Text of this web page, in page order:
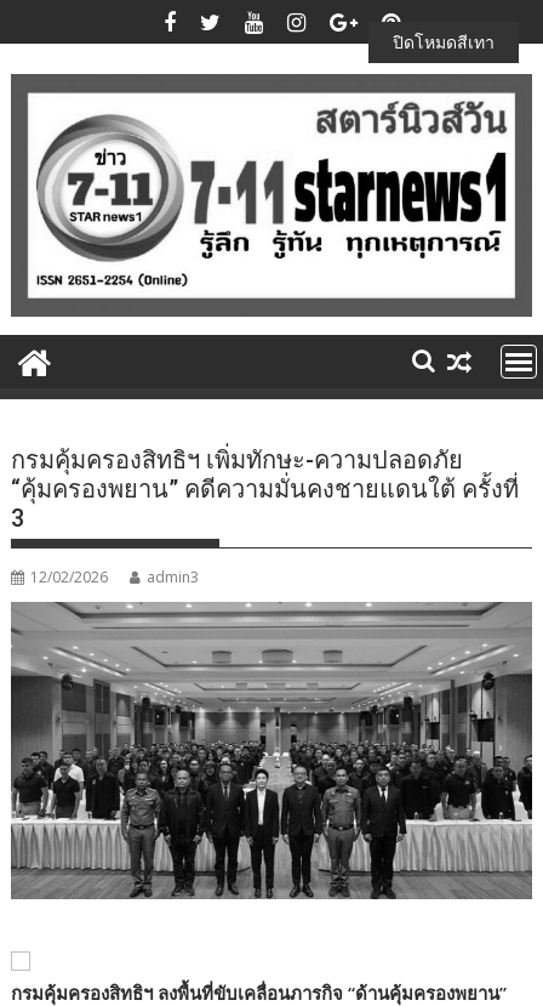
to
content
กรมคุ้มครองสิทธิฯ เพิ่มทักษะ-ความปลอดภัย
“คุ้มครองพยาน” คดีความมั่นคงชายแดนใต้ ครั้งที่
3
12/02/2026 admin3
กรมคุ้มครองสิทธิฯ ลงพื้นที่ขับเคลื่อนภารกิจ“ด้านคุ้มครองพยาน”
ปิดโหมดสีเทา